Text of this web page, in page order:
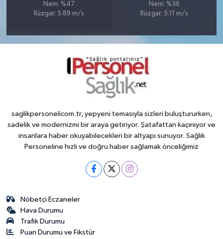
Nem: %47
Rüzgar: 5.89 m/s
Nem: %36
Rüzgar: 5.11 m/s
saglikpersonelicom.tr, yepyeni temasıyla sizleri buluştururken,
sadelik ve modernizmi bir araya getiriyor. Şatafattan kaçınıyor ve
insanlara haber okuyabilecekleri bir altyapı sunuyor. Sağlık
Personeline hızlı ve doğru haber sağlamak önceliğimiz
Nöbetçi Eczaneler
Hava Durumu
Trafik Durumu
Puan Durumu ve Fikstür